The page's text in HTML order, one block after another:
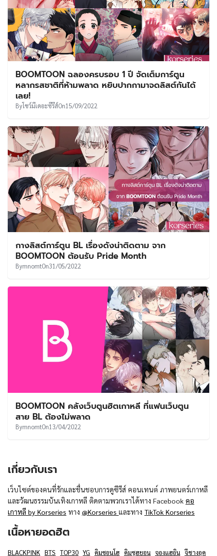
BOOMTOON ฉลองครบรอบ 1 ปี จัดเต็มการ์ตูน
หลากรสชาติที่ห้ามพลาด หยิบปากกามาจดลิสต์กันได้
เลย!
Byโชว์มีเดอะซีรีส์On15/09/2022
กางลิสต์การ์ตูน BL เรื่องดังน่าติดตาม จาก
BOOMTOON ต้อนรับ Pride Month
BymnomtOn31/05/2022
BOOMTOON คลังเว็บตูนฮิตเกาหลี ที่แฟนเว็บตูน
สาย BL ต้องไม่พลาด
BymnomtOn13/04/2022
เกี่ยวกับเรา
เว็บไซต์ของคนที่รักและชื่นชอบการดูซีรีส์ คอนเทนต์ ภาพยนตร์เกาหลี
และวัฒนธรรมบันเทิงเกาหลี ติดตามพวกเราได้ทาง Facebook คอ
เกาหลี by Korseries ทาง @Korseries และทาง TikTok Korseries
เนื้อหายอดฮิต
BLACKPINK BTS TOP30 YG คิมซอนโฮ คิมซูฮยอน จองแฮอิน จีชางอุค